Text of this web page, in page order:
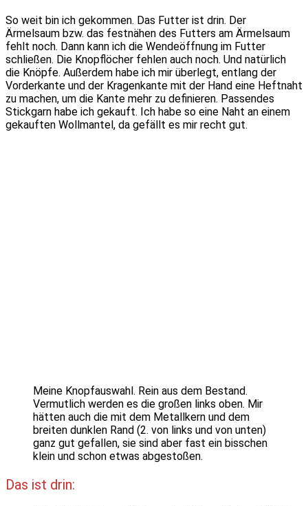
So weit bin ich gekommen. Das Futter ist drin. Der
Ärmelsaum bzw. das festnähen des Futters am Ärmelsaum
fehlt noch. Dann kann ich die Wendeöffnung im Futter
schließen. Die Knopflöcher fehlen auch noch. Und natürlich
die Knöpfe. Außerdem habe ich mir überlegt, entlang der
Vorderkante und der Kragenkante mit der Hand eine Heftnaht
zu machen, um die Kante mehr zu definieren. Passendes
Stickgarn habe ich gekauft. Ich habe so eine Naht an einem
gekauften Wollmantel, da gefällt es mir recht gut.
Meine Knopfauswahl. Rein aus dem Bestand.
Vermutlich werden es die großen links oben. Mir
hätten auch die mit dem Metallkern und dem
breiten dunklen Rand (2. von links und von unten)
ganz gut gefallen, sie sind aber fast ein bisschen
klein und schon etwas abgestoßen.
Das ist drin: